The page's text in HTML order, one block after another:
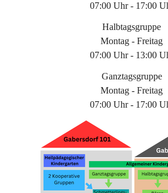
07:00 Uhr - 17:00
Halbtagsgruppe
Montag - Freitag
07:00 Uhr - 13:00
Ganztagsgruppe
Montag - Freitag
07:00 Uhr - 17:00